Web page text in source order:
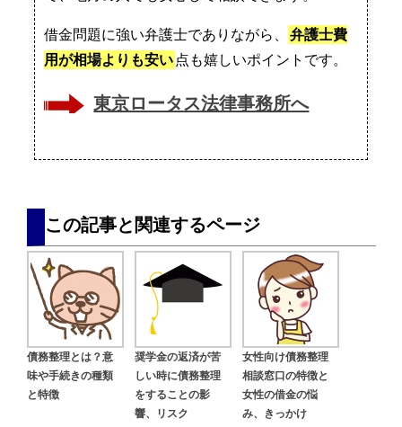
借金問題に強い弁護士でありながら、
弁護士費
用が相場よりも安い 点も嬉しいポイントです。
東京ロータス法律事務所へ
この記事と関連するページ
債務整理とは？意
味や手続きの種類
と特徴
奨学金の返済が苦
しい時に債務整理
をすることの影
響、リスク
女性向け債務整理
相談窓口の特徴と
女性の借金の悩
み、きっかけ